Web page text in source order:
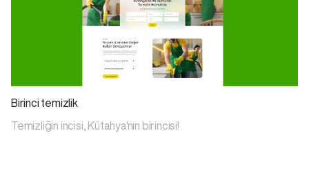
Birinci temizlik
Temizliğin incisi, Kütahya'nın birincisi!